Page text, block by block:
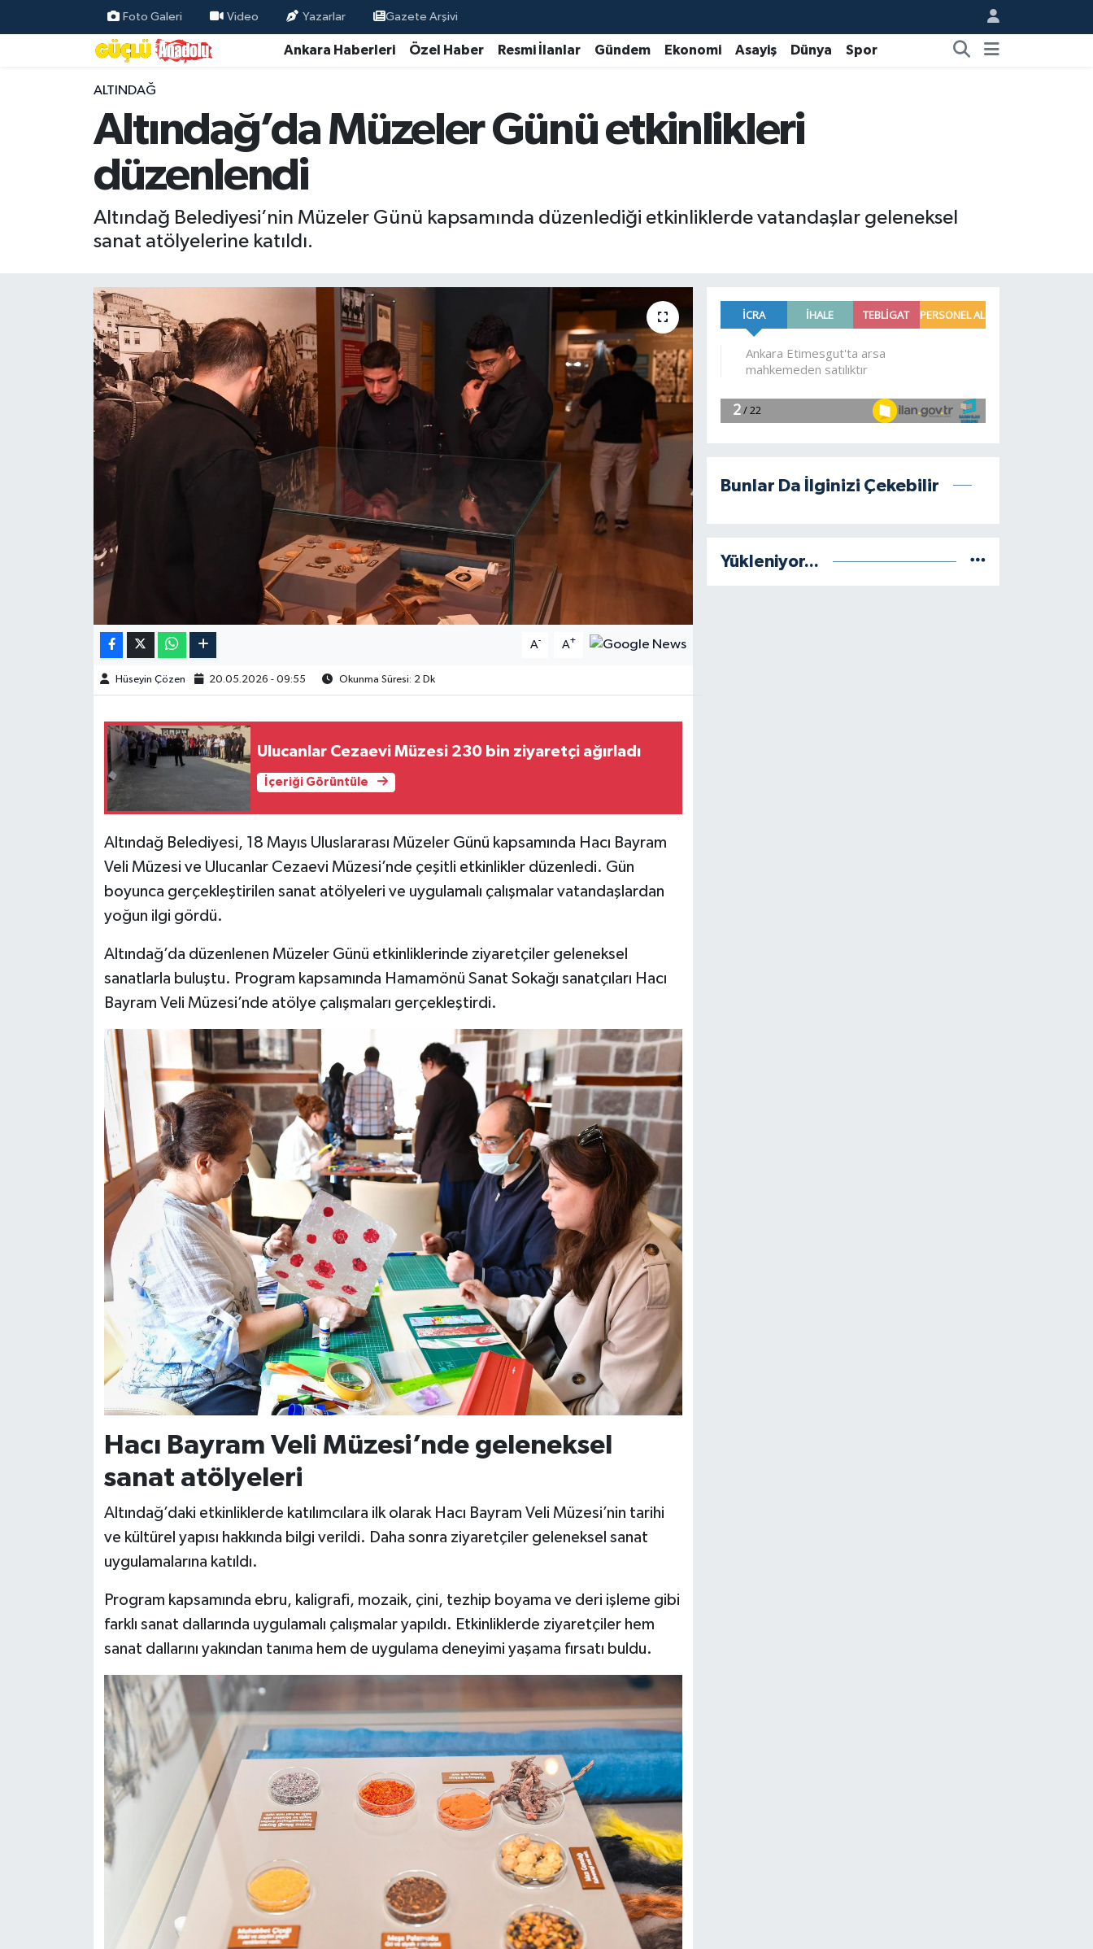
Foto Galeri Video Yazarlar Gazete Arşivi
Ankara Haberleri Özel Haber Resmi İlanlar Gündem Ekonomi Asayiş Dünya Spor
ALTINDAĞ
Altındağ’da Müzeler Günü etkinlikleri
düzenlendi
Altındağ Belediyesi’nin Müzeler Günü kapsamında düzenlediği etkinliklerde vatandaşlar geleneksel
sanat atölyelerine katıldı.
A- A+
Hüseyin Çözen 20.05.2026 - 09:55 Okunma Süresi: 2 Dk
Ulucanlar Cezaevi Müzesi 230 bin ziyaretçi ağırladı
İçeriği Görüntüle
Altındağ Belediyesi, 18 Mayıs Uluslararası Müzeler Günü kapsamında Hacı Bayram
Veli Müzesi ve Ulucanlar Cezaevi Müzesi’nde çeşitli etkinlikler düzenledi. Gün
boyunca gerçekleştirilen sanat atölyeleri ve uygulamalı çalışmalar vatandaşlardan
yoğun ilgi gördü.
Altındağ’da düzenlenen Müzeler Günü etkinliklerinde ziyaretçiler geleneksel
sanatlarla buluştu. Program kapsamında Hamamönü Sanat Sokağı sanatçıları Hacı
Bayram Veli Müzesi’nde atölye çalışmaları gerçekleştirdi.
Hacı Bayram Veli Müzesi’nde geleneksel
sanat atölyeleri
Altındağ’daki etkinliklerde katılımcılara ilk olarak Hacı Bayram Veli Müzesi’nin tarihi
ve kültürel yapısı hakkında bilgi verildi. Daha sonra ziyaretçiler geleneksel sanat
uygulamalarına katıldı.
Program kapsamında ebru, kaligrafi, mozaik, çini, tezhip boyama ve deri işleme gibi
farklı sanat dallarında uygulamalı çalışmalar yapıldı. Etkinliklerde ziyaretçiler hem
sanat dallarını yakından tanıma hem de uygulama deneyimi yaşama fırsatı buldu.
Bunlar Da İlginizi Çekebilir
Yükleniyor...
Özel Haber
Resmi İlanlar
Ekonomi
Gündem
Magazin
Burç Yorumları
Hava Durumu
Kim kimdir?
Kültür Sanat
Televizyon
Yaşam-Çevre